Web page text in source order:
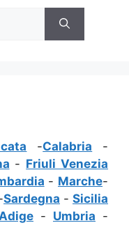
-Calabria -
- Friuli Venezia
- Marche-
Sardegna - Sicilia
- Umbria -